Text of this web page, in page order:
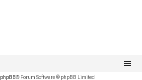
phpBB® Forum Software © phpBB Limited